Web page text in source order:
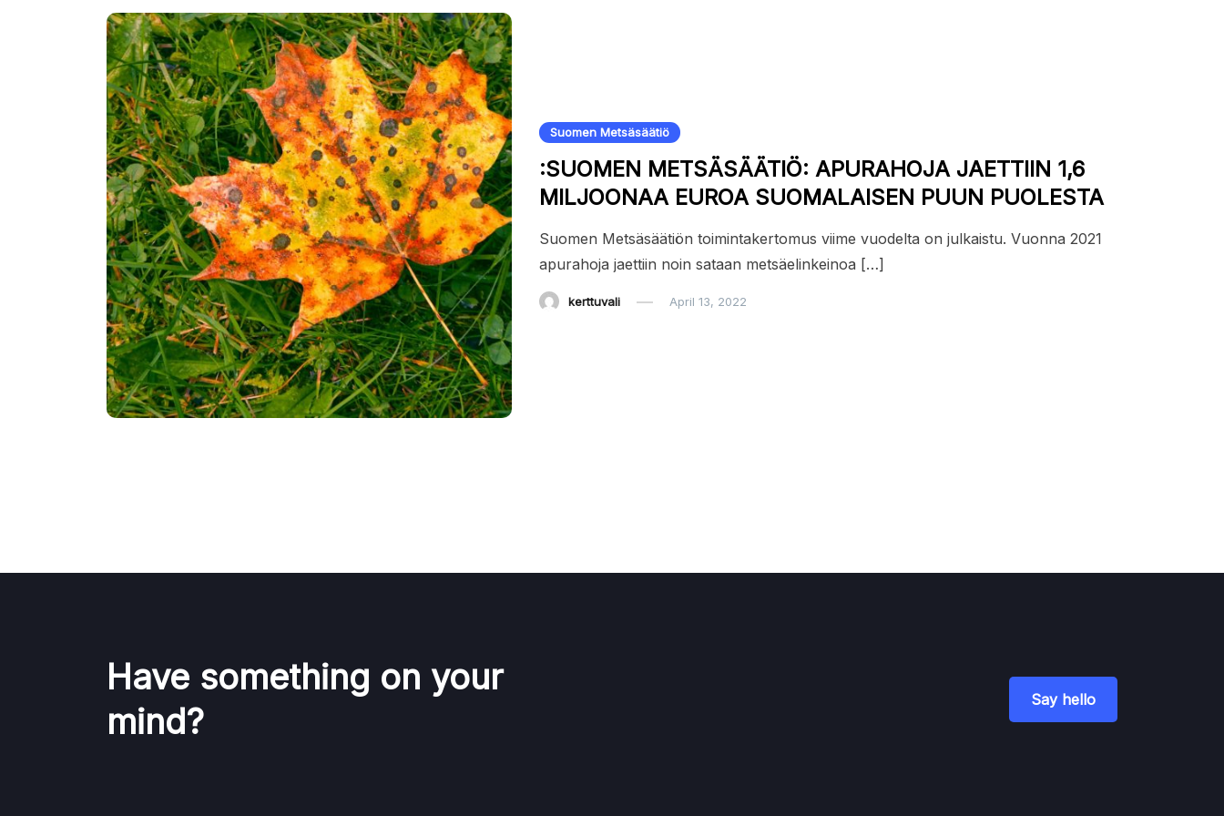
Suomen Metsäsäätiö
:SUOMEN METSÄSÄÄTIÖ: APURAHOJA JAETTIIN 1,6
MILJOONAA EUROA SUOMALAISEN PUUN PUOLESTA
Suomen Metsäsäätiön toimintakertomus viime vuodelta on julkaistu. Vuonna 2021
apurahoja jaettiin noin sataan metsäelinkeinoa […]
kerttuvali April 13, 2022
Have something on your
mind?
Say hello